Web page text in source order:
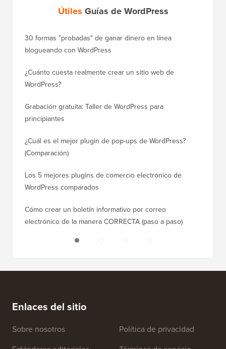
Útiles Guías de WordPress
30 formas "probadas" de ganar dinero en línea
blogueando con WordPress
¿Cuánto cuesta realmente crear un sitio web de
WordPress?
Grabación gratuita: Taller de WordPress para
principiantes
¿Cuál es el mejor plugin de pop-ups de WordPress?
(Comparación)
Los 5 mejores plugins de comercio electrónico de
WordPress comparados
Cómo crear un boletín informativo por correo
electrónico de la manera CORRECTA (paso a paso)
Enlaces del sitio
Sobre nosotros
Política de privacidad